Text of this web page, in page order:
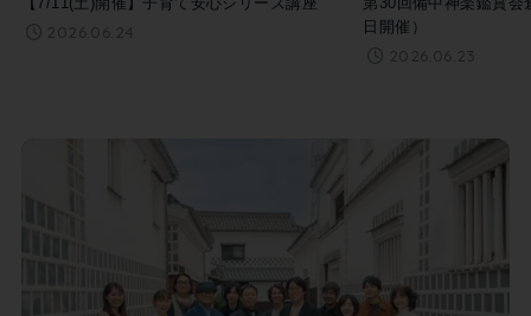
2026.06.24
日開催）
2026.06.23